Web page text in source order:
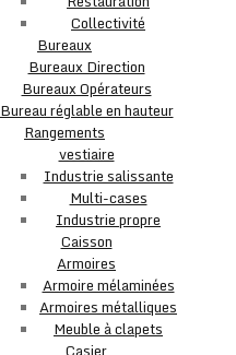
Collectivité
Bureaux
Bureaux Direction
Bureaux Opérateurs
Bureau réglable en hauteur
Rangements
vestiaire
Industrie salissante
Multi-cases
Industrie propre
Caisson
Armoires
Armoire mélaminées
Armoires métalliques
Meuble à clapets